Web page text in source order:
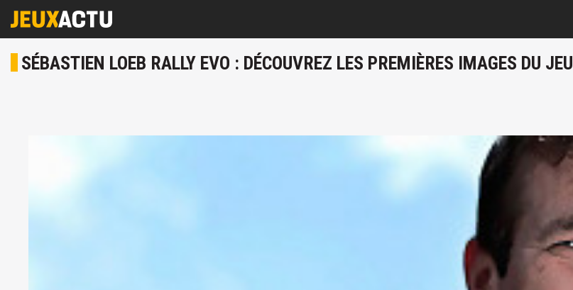
SÉBASTIEN LOEB RALLY EVO : DÉCOUVREZ LES PREMIÈRES IMAGES DU JEU